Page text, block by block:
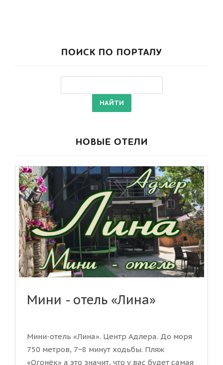
ПОИСК ПО ПОРТАЛУ
НОВЫЕ ОТЕЛИ
Мини - отель «Лина»
Мини-отель «Лина». Центр Адлера. До моря
750 метров, 7−8 минут ходьбы. Пляж
«Огонёк» а это значит, что у вас будет самая